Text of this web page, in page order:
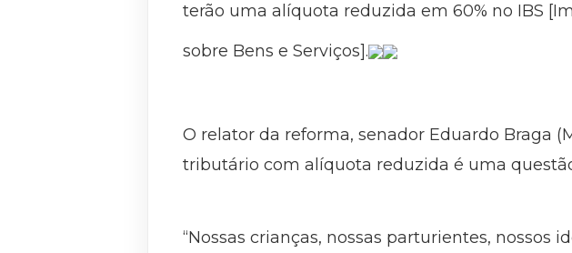
terão uma alíquota reduzida em 60% no IBS
sobre Bens e Serviços].
O relator da reforma, senador Eduardo Braga
tributário com alíquota reduzida é uma
“Nossas crianças, nossas parturientes, nossos